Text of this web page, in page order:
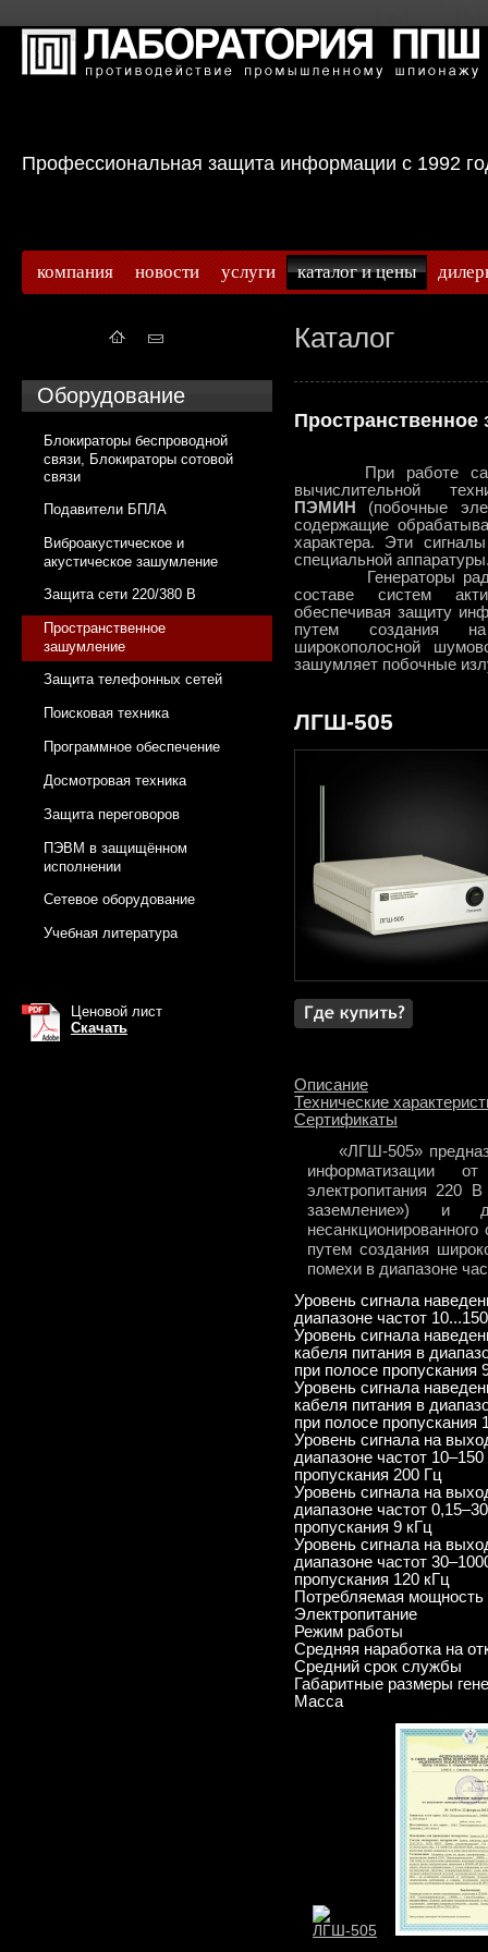
Профессиональная защита информации с
компания новости услуги каталог и цены
Каталог
Пространственное
При работе самых
вычислительной
ПЭМИН
(побочные
содержащие
характера. Эти
специальной
Генераторы
составе систем
обеспечивая защиту
путем создания
широкополосной
зашумляет побочные
ЛГШ-505
Описание
Технические
Сертификаты
«ЛГШ-505»
информатизации
электропитания 220
заземление») и
путем создания
помехи в диапазоне
Уровень сигнала
диапазоне частот
Уровень сигнала
кабеля питания в
при полосе пропускания
Уровень сигнала
кабеля питания в
при полосе пропускания
Уровень сигнала на
диапазоне частот
пропускания 200 Гц
Уровень сигнала на
диапазоне частот
пропускания 9 кГц
Уровень сигнала на
диапазоне частот
пропускания 120 кГц
Потребляемая мощность
Электропитание
Режим работы
Средняя наработка на
Средний срок службы
Габаритные размеры
Масса
Оборудование
Блокираторы беспроводной
связи, Блокираторы сотовой
связи
Подавители БПЛА
Виброакустическое и
акустическое зашумление
Защита сети 220/380 В
Пространственное
зашумление
Защита телефонных сетей
Поисковая техника
Программное обеспечение
Досмотровая техника
Защита переговоров
ПЭВМ в защищённом
исполнении
Сетевое оборудование
Учебная литература
Ценовой лист
Скачать